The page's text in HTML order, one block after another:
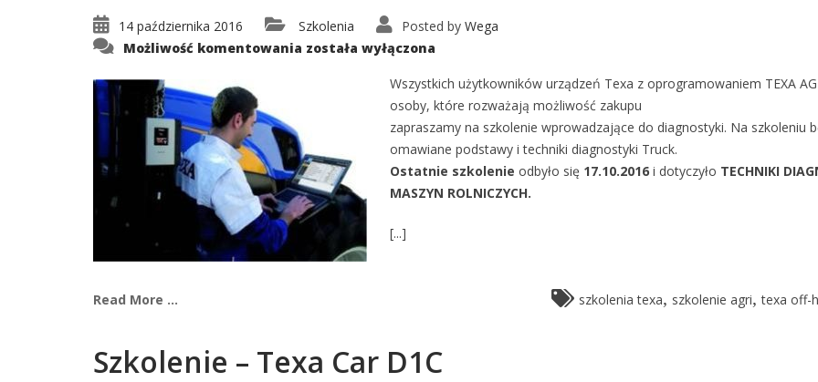
14 października 2016 Szkolenia Posted by Wega
Możliwość komentowania Szkolenie
–
została wyłączona
Wszystkich użytkowników urządzeń Texa z oprogramowaniem TEXA
osoby, które rozważają możliwość zakupu
zapraszamy na szkolenie wprowadzające do diagnostyki. Na szkoleniu
omawiane podstawy i techniki diagnostyki Truck.
Ostatnie szkolenie odbyło się 17.10.2016 i dotyczyło TECHNIKI
MASZYN ROLNICZYCH.
[...]
Read More ... szkolenia texa szkolenie agri ,texa off-
Szkolenie – Texa Car D1C